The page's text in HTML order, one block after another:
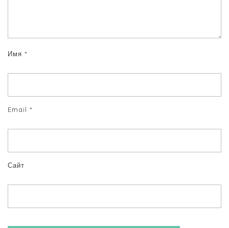
Имя *
Email *
Сайт